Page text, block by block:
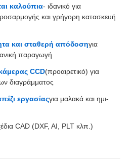
καλούπια- ιδανικό για
και γρήγορη κατασκευή
και σταθερή απόδοσηγια
παραγωγή
CCD(προαιρετικό) για
διαγράμματος
εργασίαςγια μαλακά και ημι-
CAD (DXF, AI, PLT κλπ.)